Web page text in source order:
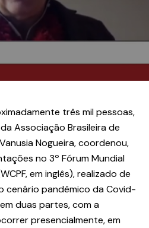
três mil pessoas,
Associação Brasileira de
Nogueira, coordenou,
no 3º Fórum Mundial
em inglês), realizado de
cenário pandêmico da Covid-
duas partes, com a
presencialmente, em